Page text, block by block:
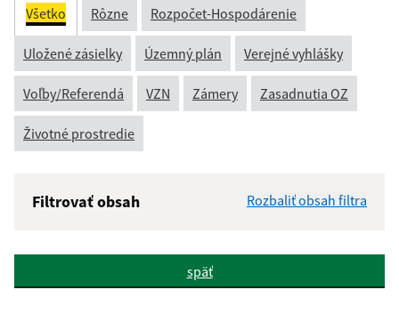
Všetko Rôzne Rozpočet-Hospodárenie
Uložené zásielky Územný plán Verejné vyhlášky
Voľby/Referendá VZN Zámery Zasadnutia OZ
Životné prostredie
Filtrovať obsah Rozbaliť obsah filtra
Popis:
späť